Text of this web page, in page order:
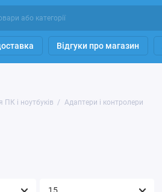
Відгуки про магазин
ПК і ноутбуків Адаптери і контролери